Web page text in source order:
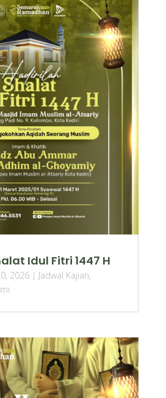
Idul Fitri 1447 H
2026| Jadwal Kajian,